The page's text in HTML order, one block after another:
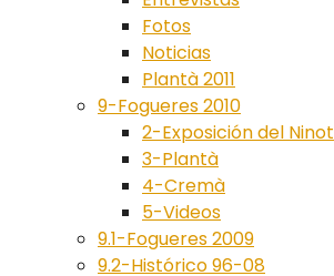
Fotos
Noticias
Plantà 2011
9-Fogueres 2010
2-Exposición del Ninot
3-Plantà
4-Cremà
5-Videos
9.1-Fogueres 2009
9.2-Histórico 96-08